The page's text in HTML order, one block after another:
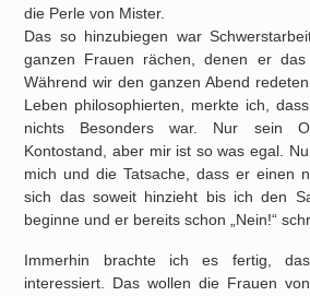
die Perle von Mister.
Das so hinzubiegen war
ganzen Frauen rächen, denen er das
Während wir den ganzen Abend
Leben philosophierten, merkte ich,
nichts Besonders war. Nur sein
Kontostand, aber mir ist so was egal.
mich und die Tatsache, dass er einen
sich das soweit hinzieht bis ich den
beginne und er bereits schon „Nein!“
Immerhin brachte ich es fertig,
interessiert. Das wollen die Frauen